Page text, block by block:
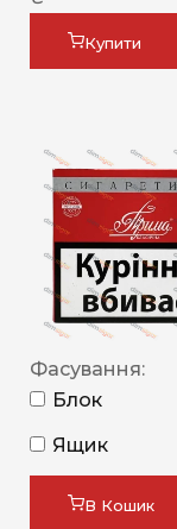
Купити
Фасування:
Блок
Ящик
В Кошик